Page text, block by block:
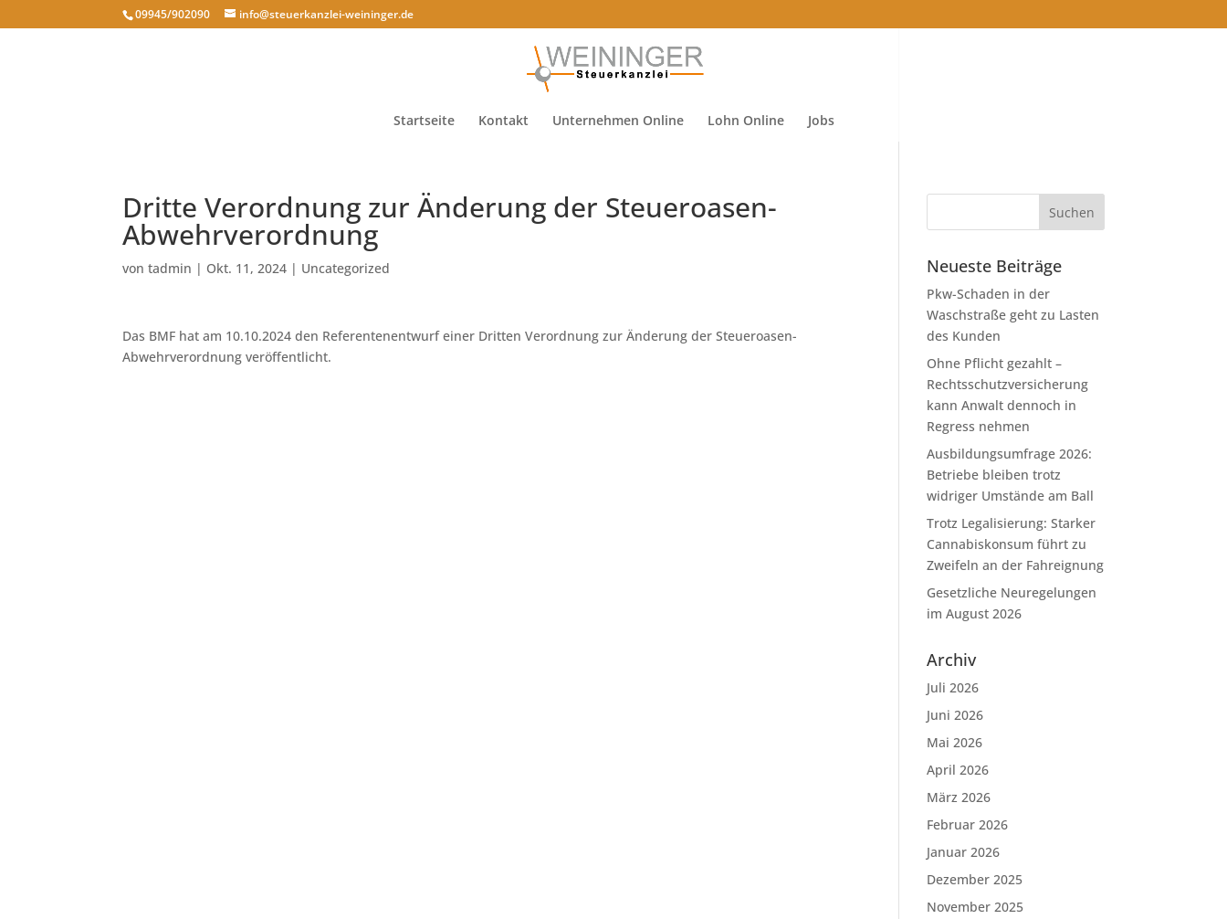
09945/902090 info@steuerkanzlei-weininger.de
Startseite Kontakt Unternehmen Online Lohn Online Jobs
Dritte Verordnung zur Änderung der Steueroasen-
Abwehrverordnung
vontadmin | Okt. 11, 2024 | Uncategorized
Das BMF hat am 10.10.2024 den Referentenentwurf einer Dritten Verordnung zur Änderung der Steueroasen-
Abwehrverordnung veröffentlicht.
Neueste Beiträge
Pkw-Schaden in der
Waschstraße geht zu Lasten
des Kunden
Ohne Pflicht gezahlt –
Rechtsschutzversicherung
kann Anwalt dennoch in
Regress nehmen
Ausbildungsumfrage 2026:
Betriebe bleiben trotz
widriger Umstände am Ball
Trotz Legalisierung: Starker
Cannabiskonsum führt zu
Zweifeln an der Fahreignung
Gesetzliche Neuregelungen
im August 2026
Archiv
Juli 2026
Juni 2026
Mai 2026
April 2026
März 2026
Februar 2026
Januar 2026
Dezember 2025
November 2025